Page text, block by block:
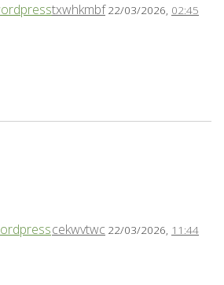
txwhkmbf 22/03/2026, 02:45
cekwvtwc 22/03/2026, 11:44